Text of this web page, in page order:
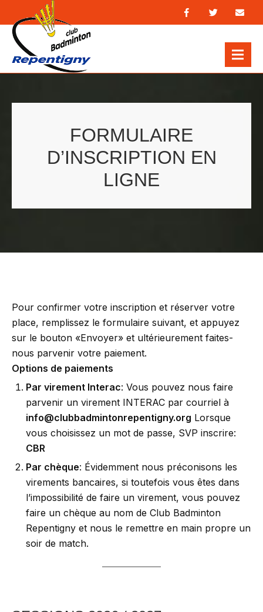
CLUB
BADMINTON
REPENTIGNY
FORMULAIRE
D’INSCRIPTION EN
LIGNE
Pour confirmer votre inscription et réserver votre
place, remplissez le formulaire suivant, et appuyez
sur le bouton «Envoyer» et ultérieurement faites-
nous parvenir votre paiement.
Options de paiements
Par virement Interac: Vous pouvez nous faire
parvenir un virement INTERAC par courriel à
info@clubbadmintonrepentigny.org Lorsque
vous choisissez un mot de passe, SVP inscrire:
CBR
Par chèque: Évidemment nous préconisons les
virements bancaires, si toutefois vous êtes dans
l’impossibilité de faire un virement, vous pouvez
faire un chèque au nom de Club Badminton
Repentigny et nous le remettre en main propre un
soir de match.